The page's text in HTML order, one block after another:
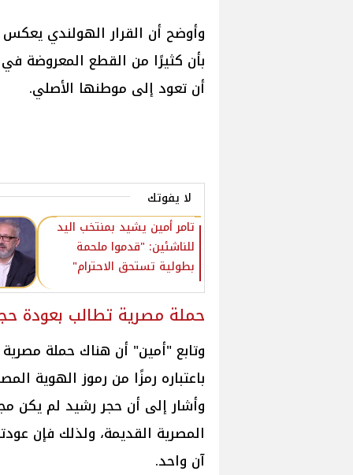
وأوضح أن القرار الهولندي يعكس
بأن كثيرًا من القطع المعروضة
أن تعود إلى موطنها الأصلي.
لا يفوتك
تامر أمين يشيد بمنتخب اليد
للناشئين: "قدموا ملحمة
بطولية تستحق الاحترام"
حملة مصرية تطالب بعودة
وتابع "أمين" أن هناك حملة
باعتباره رمزًا من رموز الهوية
وأشار إلى أن حجر رشيد لم يكن
المصرية القديمة، ولذلك فإن
آن واحد.